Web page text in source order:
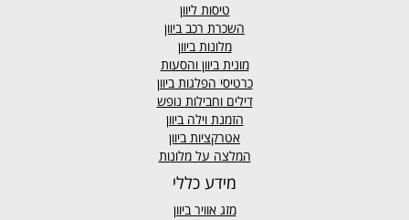
טיסות ליוון
השכרת רכב ביוון
מלונות ביוון
מונית ביוון והסעות
כרטיסי הפלגות ביוון
דילים וחבילות נופש
הזמנת וילה ביוון
אטרקציות ביוון
המלצה על מלונות
מידע כללי
מזג אווירביוון